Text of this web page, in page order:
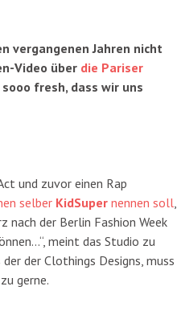
vergangenen Jahren nicht
Video über die Pariser
fresh, dass wir uns
und zuvor einen Rap
selber KidSuper nennen soll,
nach der Berlin Fashion Week
meint das Studio zu
der Clothings Designs, muss
gerne.